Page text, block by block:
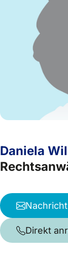
Daniela
Direkt